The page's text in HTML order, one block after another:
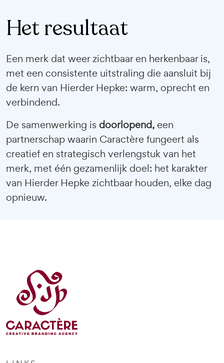
Het resultaat
Een merk dat weer zichtbaar en herkenbaar is,
met een consistente uitstraling die aansluit bij
de kern van Hierder Hepke: warm, oprecht en
verbindend.
De samenwerking is doorlopend, een
partnerschap waarin Caractère fungeert als
creatief en strategisch verlengstuk van het
merk, met één gezamenlijk doel: het karakter
van Hierder Hepke zichtbaar houden, elke dag
opnieuw.